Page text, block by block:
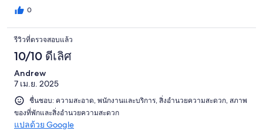
0
รีวิวที่ตรวจสอบแล้ว
10/10 ดีเลิศ
Andrew
7 เม.ย. 2025
ชื่นชอบ: ความสะอาด, พนักงานและบริการ, สิ่งอำนวยความสะดวก, สภาพ
ของที่พักและสิ่งอำนวยความสะดวก
แปลด้วย Google